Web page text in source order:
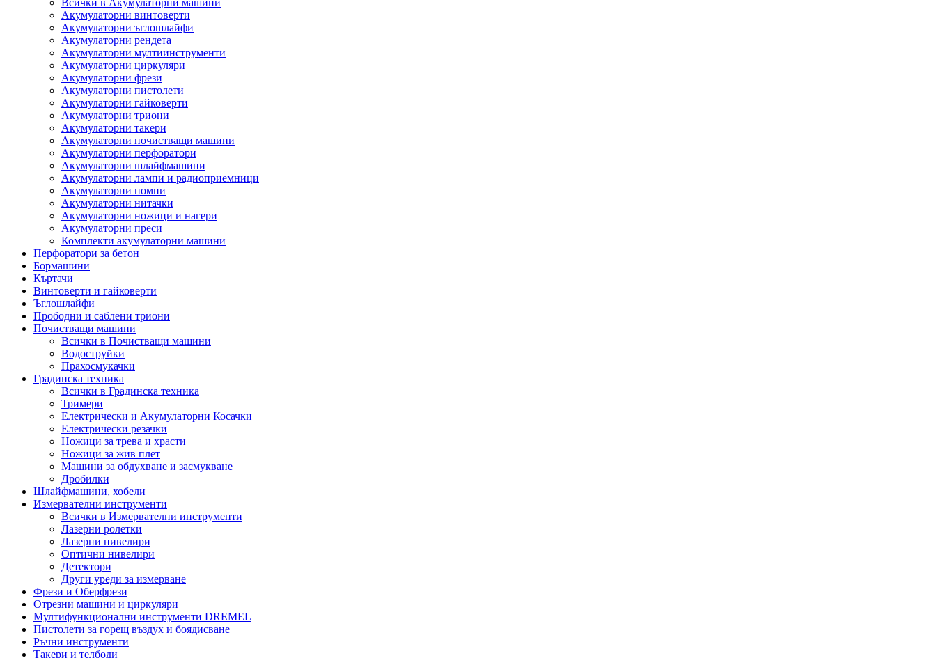
Всички в Акумулаторни машини
Акумулаторни винтоверти
Акумулаторни ъглошлайфи
Акумулаторни рендета
Акумулаторни мултиинструменти
Акумулаторни циркуляри
Акумулаторни фрези
Акумулаторни пистолети
Акумулаторни гайковерти
Акумулаторни триони
Акумулаторни такери
Акумулаторни почистващи машини
Акумулаторни перфоратори
Акумулаторни шлайфмашини
Акумулаторни лампи и радиоприемници
Акумулаторни помпи
Акумулаторни нитачки
Акумулаторни ножици и нагери
Акумулаторни преси
Комплекти акумулаторни машини
Перфоратори за бетон
Бормашини
Къртачи
Винтоверти и гайковерти
Ъглошлайфи
Прободни и саблени триони
Почистващи машини
Всички в Почистващи машини
Водоструйки
Прахосмукачки
Градинска техника
Всички в Градинска техника
Тримери
Електрически и Акумулаторни Косачки
Електрически резачки
Ножици за трева и храсти
Ножици за жив плет
Машини за обдухване и засмукване
Дробилки
Шлайфмашини, хобели
Измервателни инструменти
Всички в Измервателни инструменти
Лазерни ролетки
Лазерни нивелири
Оптични нивелири
Детектори
Други уреди за измерване
Фрези и Оберфрези
Отрезни машини и циркуляри
Мултифункционални инструменти DREMEL
Пистолети за горещ въздух и боядисване
Ръчни инструменти
Такери и телбоди